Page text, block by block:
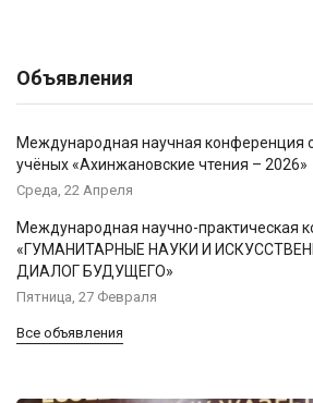
Объявления
Международная научная конференция
учёных «Ахинжановские чтения – 2026»
Среда, 22 Апреля
Международная научно-практическая
«ГУМАНИТАРНЫЕ НАУКИ И
ДИАЛОГ БУДУЩЕГО»
Пятница, 27 Февраля
Все объявления